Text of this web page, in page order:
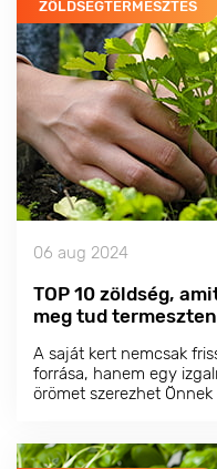
ZÖLDSÉGTERMESZTÉS
06 aug 2024
TOP 10 zöldség,
meg tud
A saját kert nemcsak
forrása, hanem egy
örömet szerezhet